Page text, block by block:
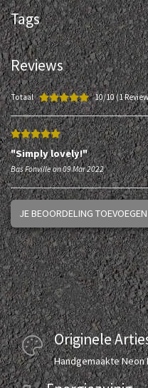
Tags
Reviews
Totaal 10/10 (1
"Simply lovely!"
Bas Fonville on 09 Mar 2022
JE BEOORDELING TOEVOEGEN
Originele
Handgemaakte